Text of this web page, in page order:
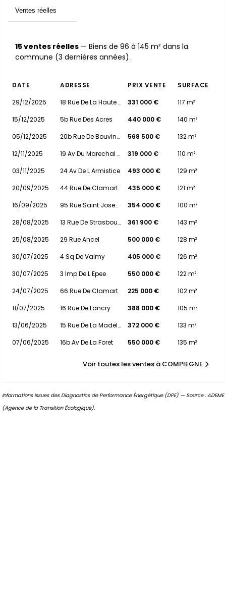
Ventes réelles
15 ventes réelles — Biens de 96 à 145 m² dans la
commune (3 dernières années).
DATE ADRESSE PRIX VENTE
SURFACE
29/12/2025
18 Rue De La Haute Borne 331 000 €
117 m²
15/12/2025
5b Rue Des Acres 440 000 €
140 m²
05/12/2025
20b Rue De Bouvines 568 500 €
132 m²
12/11/2025
19 Av Du Marechal Foch 319 000 €
110 m²
03/11/2025
24 Av De L Armistice 493 000 €
129 m²
20/09/2025
44 Rue De Clamart 435 000 €
121 m²
16/09/2025
95 Rue Saint Joseph 354 000 €
100 m²
28/08/2025
13 Rue De Strasbourg 361 900 €
143 m²
25/08/2025
29 Rue Ancel 500 000 €
128 m²
30/07/2025
4 Sq De Valmy 405 000 €
126 m²
30/07/2025
3 Imp De L Epee 550 000 €
122 m²
24/07/2025
66 Rue De Clamart 225 000 €
102 m²
11/07/2025
16 Rue De Lancry 388 000 €
105 m²
13/06/2025
15 Rue De La Madeleine 372 000 €
133 m²
07/06/2025
16b Av De La Foret 550 000 € 135 m²
Voir toutes les ventes à COMPIEGNE
Informations issues des Diagnostics de Performance Énergétique (DPE) — Source : ADEME
(Agence de la Transition Écologique).